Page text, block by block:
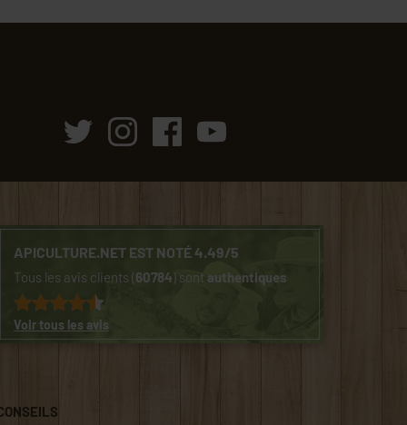
APICULTURE.NET EST NOTÉ 4.49/5
Tous les avis clients (60784) sont authentiques
Voir tous les avis